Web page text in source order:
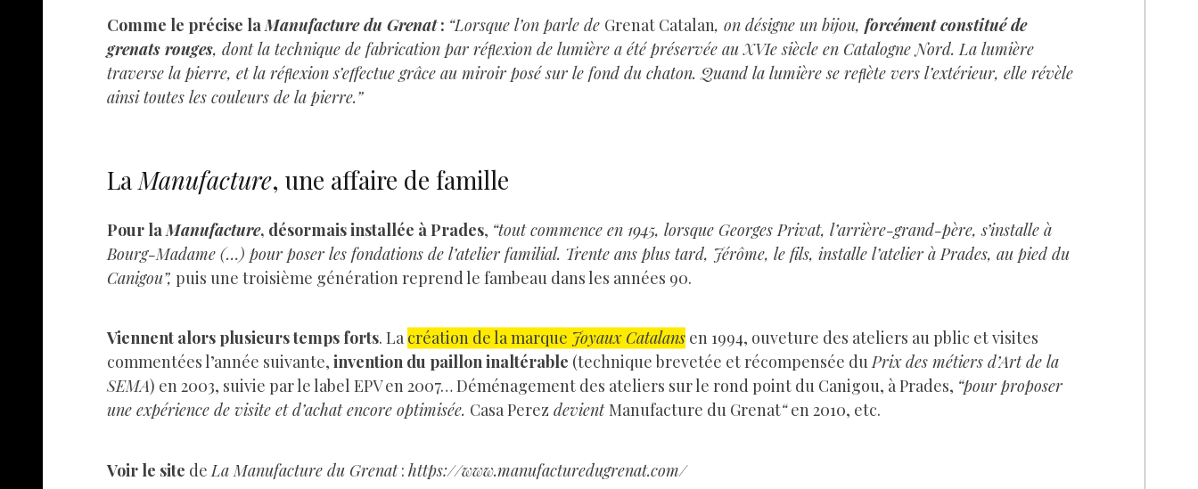
Comme le précise laManufacture du Grenat: “Lorsque l’on parle de Grenat Catalan, on désigne un bijou, forcément constitué de
grenats rouges, dont la technique de fabrication par réﬂexion de lumière a été préservée au XVIe siècle en Catalogne Nord. La lumière
traverse la pierre, et la réﬂexion s’effectue grâce au miroir posé sur le fond du chaton. Quand la lumière se reﬂète vers l’extérieur, elle révèle
ainsi toutes les couleurs de la pierre.”
LaManufacture, une affaire de famille
Pour laManufacture, désormais installée à Prades, “tout commence en 1945, lorsque Georges Privat, l’arrière-grand-père, s’installe à
Bourg-Madame (…) pour poser les fondations de l’atelier familial. Trente ans plus tard, Jérôme, le fils, installe l’atelier à Prades, au pied du
Canigou”, puis une troisième génération reprend le fambeau dans les années 90.
Viennent alors plusieurs temps forts. La création de la marque Joyaux Catalans en 1994, ouveture des ateliers au pblic et visites
commentées l’année suivante, invention du paillon inaltérable (technique brevetée et récompensée duPrix des métiers d’Art de la
SEMA) en 2003, suivie par le label EPV en 2007… Déménagement des ateliers sur le rond point du Canigou, à Prades, “pour proposer
une expérience de visite et d’achat encore optimisée. Casa Perez devientManufacture du Grenat“en 2010, etc.
Voir le site deLa Manufacture du Grenat: https://www.manufacturedugrenat.com/